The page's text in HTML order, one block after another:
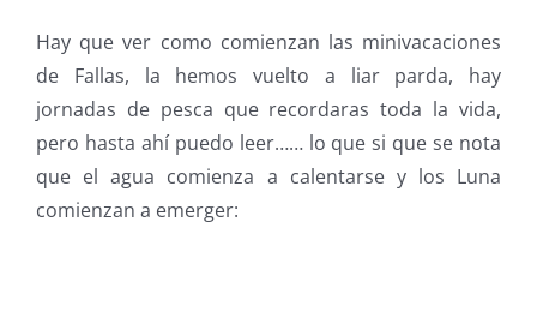
Hay que ver como comienzan las minivacaciones
de Fallas, la hemos vuelto a liar parda, hay
jornadas de pesca que recordaras toda la vida,
pero hasta ahí puedo leer…… lo que si que se nota
que el agua comienza a calentarse y los Luna
comienzan a emerger: